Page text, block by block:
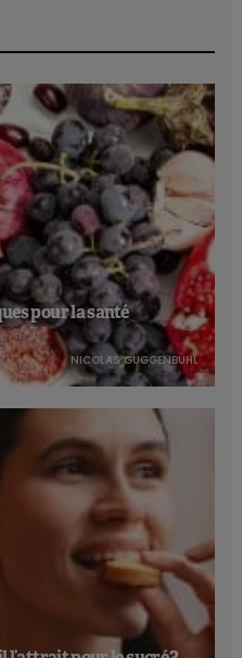
pour la santé
NICOLAS GUGGENBÜHL